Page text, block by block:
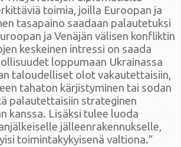
toimia, joilla Euroopan ja
tasapaino saadaan palautetuksi
ja Venäjän välisen konfliktin
keskeinen intressi on saada
loppumaan Ukrainassa
taloudelliset olot vakautettaisiin,
tahaton kärjistyminen tai sodan
palautettaisiin strateginen
kanssa. Lisäksi tulee luoda
jälleenrakennukselle,
toimintakykyisenä valtiona.”